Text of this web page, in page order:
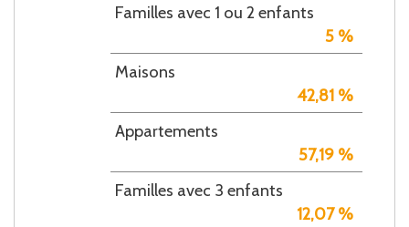
Familles avec 1 ou 2 enfants
5 %
Maisons
42,81 %
Appartements
57,19 %
Familles avec 3 enfants
12,07 %